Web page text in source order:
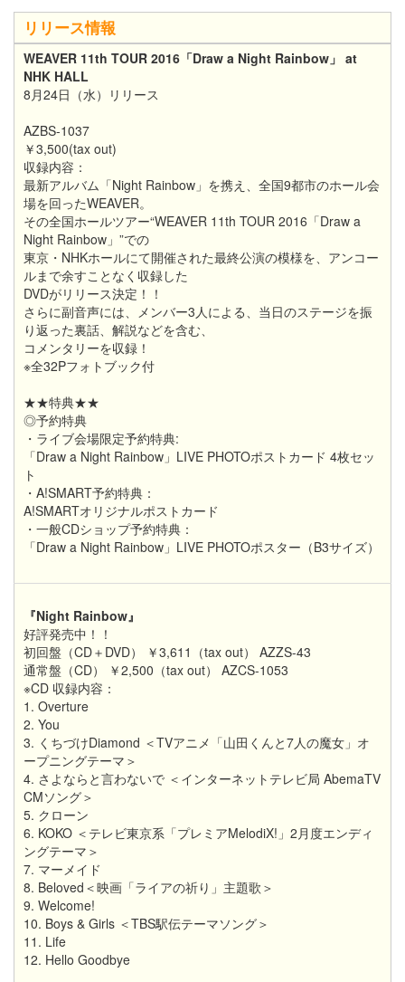
リリース情報
WEAVER 11th TOUR 2016「Draw a Night Rainbow」 at
NHK HALL
8月24日（水）リリース
AZBS-1037
￥3,500(tax out)
収録内容：
最新アルバム「Night Rainbow」を携え、全国9都市のホール会
場を回ったWEAVER。
その全国ホールツアー“WEAVER 11th TOUR 2016「Draw a
Night Rainbow」”での
東京・NHKホールにて開催された最終公演の模様を、アンコー
ルまで余すことなく収録した
DVDがリリース決定！！
さらに副音声には、メンバー3人による、当日のステージを振
り返った裏話、解説などを含む、
コメンタリーを収録！
※全32Pフォトブック付
★★特典★★
◎予約特典
・ライブ会場限定予約特典:
「Draw a Night Rainbow」LIVE PHOTOポストカード 4枚セッ
ト
・A!SMART予約特典：
A!SMARTオリジナルポストカード
・一般CDショップ予約特典：
「Draw a Night Rainbow」LIVE PHOTOポスター（B3サイズ）
『Night Rainbow』
好評発売中！！
初回盤（CD＋DVD） ￥3,611（tax out） AZZS-43
通常盤（CD） ￥2,500（tax out） AZCS-1053
※CD 収録内容：
1. Overture
2. You
3. くちづけDiamond ＜TVアニメ「山田くんと7人の魔女」オ
ープニングテーマ＞
4. さよならと言わないで ＜インターネットテレビ局 AbemaTV
CMソング＞
5. クローン
6. KOKO ＜テレビ東京系「プレミアMelodiX!」2月度エンディ
ングテーマ＞
7. マーメイド
8. Beloved＜映画「ライアの祈り」主題歌＞
9. Welcome!
10. Boys & Girls ＜TBS駅伝テーマソング＞
11. Life
12. Hello Goodbye